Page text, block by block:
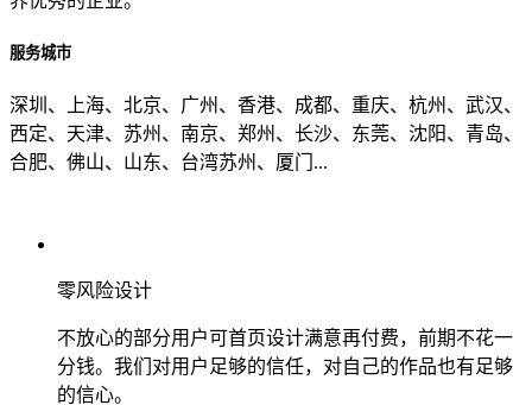
服务城市
深圳、上海、北京、广州、香港、成都、重庆、杭州、武汉、
西定、天津、苏州、南京、郑州、长沙、东莞、沈阳、青岛、
合肥、佛山、山东、台湾苏州、厦门...
零风险设计
不放心的部分用户可首页设计满意再付费，前期不花一
分钱。我们对用户足够的信任，对自己的作品也有足够
的信心。